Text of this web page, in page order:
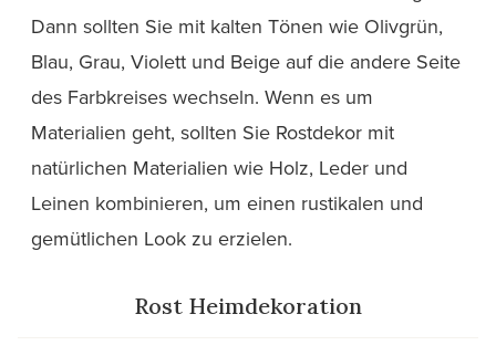
Dann sollten Sie mit kalten Tönen wie Olivgrün,
Blau, Grau, Violett und Beige auf die andere Seite
des Farbkreises wechseln. Wenn es um
Materialien geht, sollten Sie Rostdekor mit
natürlichen Materialien wie Holz, Leder und
Leinen kombinieren, um einen rustikalen und
gemütlichen Look zu erzielen.
Rost Heimdekoration